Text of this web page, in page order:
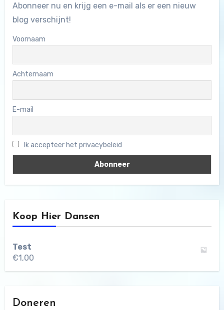
Abonneer nu en krijg een e-mail als er een nieuw
blog verschijnt!
Voornaam
Achternaam
E-mail
Ik accepteer het privacybeleid
Koop Hier Dansen
Test
€1,00
Doneren